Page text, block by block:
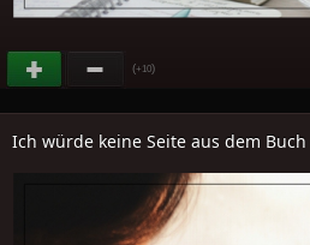
(+10)
Ich würde keine Seite aus dem